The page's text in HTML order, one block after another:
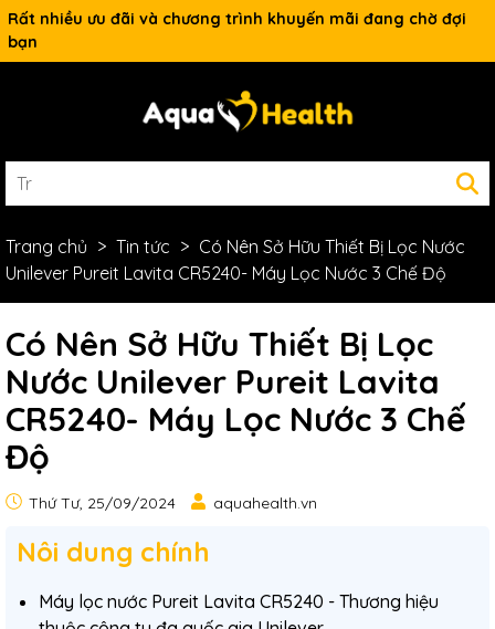
Rất nhiều ưu đãi và chương trình khuyến mãi đang chờ đợi
bạn
Ưu đãi lớn dành cho thành viên mới
Trang chủ Tin tức
Có Nên Sở Hữu Thiết Bị Lọc Nước
Unilever Pureit Lavita CR5240- Máy Lọc Nước 3 Chế Độ
Có Nên Sở Hữu Thiết Bị Lọc
Nước Unilever Pureit Lavita
CR5240- Máy Lọc Nước 3 Chế
Độ
Thứ Tư, 25/09/2024 aquahealth.vn
Nôi dung chính
Máy lọc nước Pureit Lavita CR5240 - Thương hiệu